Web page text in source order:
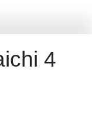
4